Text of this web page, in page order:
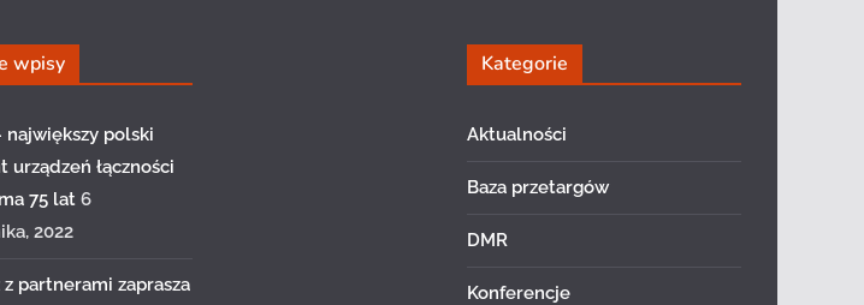
wpisy
największy polski
urządzeń łączności
75 lat 6
2022
z partnerami zaprasza
Kategorie
Aktualności
Baza przetargów
DMR
Konferencje